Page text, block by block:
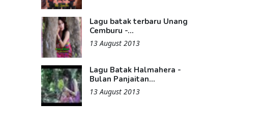
Lagu batak terbaru Unang
Cemburu -...
13 August 2013
Lagu Batak Halmahera -
Bulan Panjaitan...
13 August 2013